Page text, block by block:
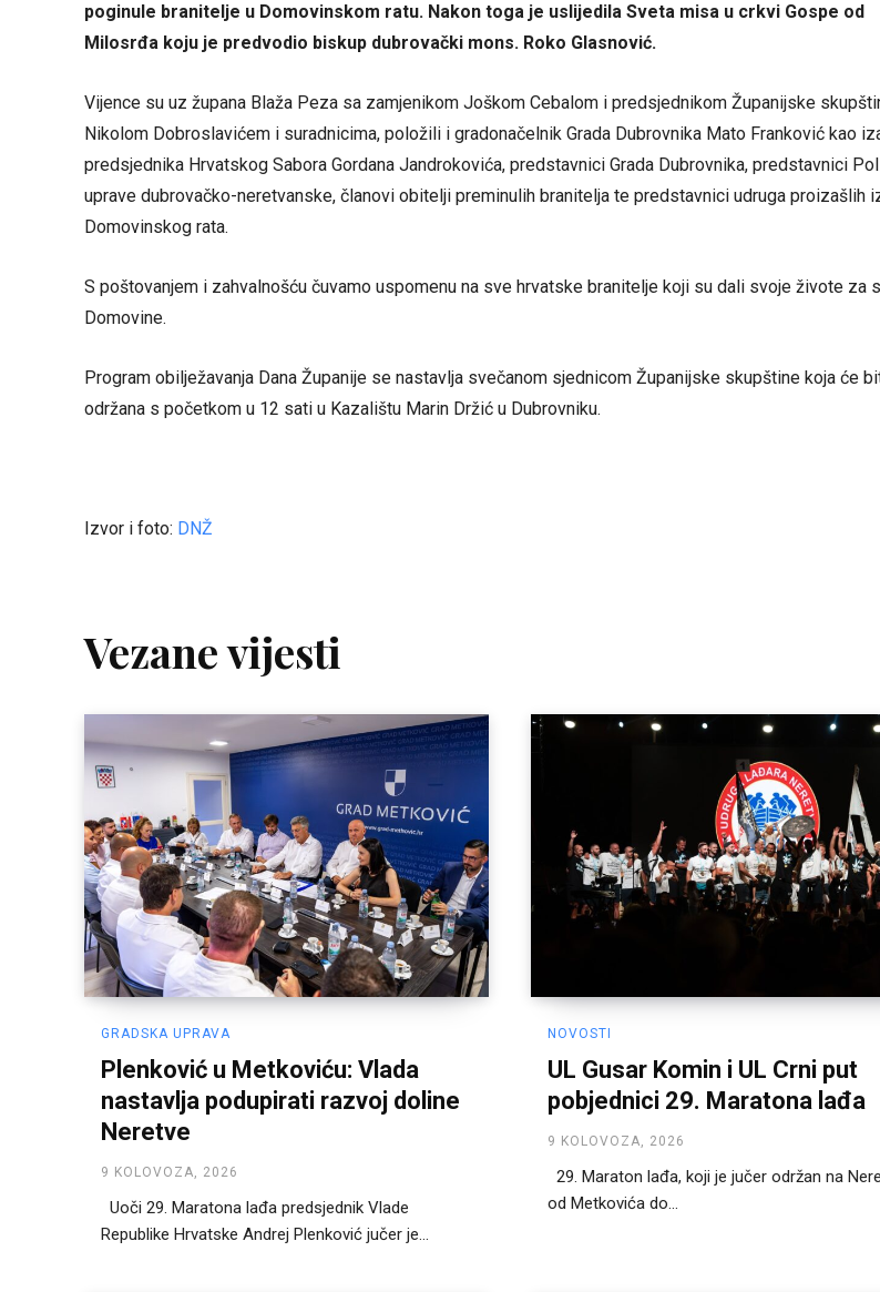
poginule branitelje u Domovinskom ratu. Nakon toga je uslijedila Sveta misa u crkvi Gospe od
Milosrđa koju je predvodio biskup dubrovački mons. Roko Glasnović.
Vijence su uz župana Blaža Peza sa zamjenikom Joškom Cebalom i predsjednikom Županijske
Nikolom Dobroslavićem i suradnicima, položili i gradonačelnik Grada Dubrovnika Mato Franković kao
predsjednika Hrvatskog Sabora Gordana Jandrokovića, predstavnici Grada Dubrovnika, predstavnici
uprave dubrovačko-neretvanske, članovi obitelji preminulih branitelja te predstavnici udruga proizašlih
Domovinskog rata.
S poštovanjem i zahvalnošću čuvamo uspomenu na sve hrvatske branitelje koji su dali svoje živote za
Domovine.
Program obilježavanja Dana Županije se nastavlja svečanom sjednicom Županijske skupštine koja će
održana s početkom u 12 sati u Kazalištu Marin Držić u Dubrovniku.
Izvor i foto: DNŽ
Vezane vijesti
GRADSKA UPRAVA
Plenković u Metkoviću: Vlada
nastavlja podupirati razvoj doline
Neretve
9 KOLOVOZA, 2026
Uoči 29. Maratona lađa predsjednik Vlade
Republike Hrvatske Andrej Plenković jučer je...
NOVOSTI
UL Gusar Komin i UL Crni put
pobjednici 29. Maratona lađa
9 KOLOVOZA, 2026
od Metkovića do...